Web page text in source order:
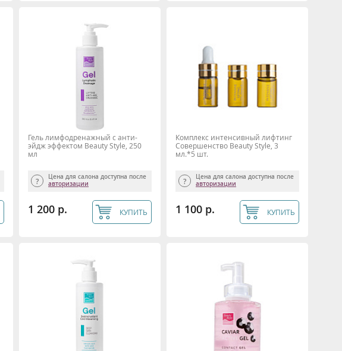
Гель лимфодренажный с анти-
эйдж эффектом Beauty Style, 250
мл
Цена для салона доступна после
авторизации
1 200 р. КУПИТЬ
Комплекс интенсивный лифтинг
Совершенство Beauty Style, 3
мл.*5 шт.
Цена для салона доступна после
авторизации
1 100 р. КУПИТЬ